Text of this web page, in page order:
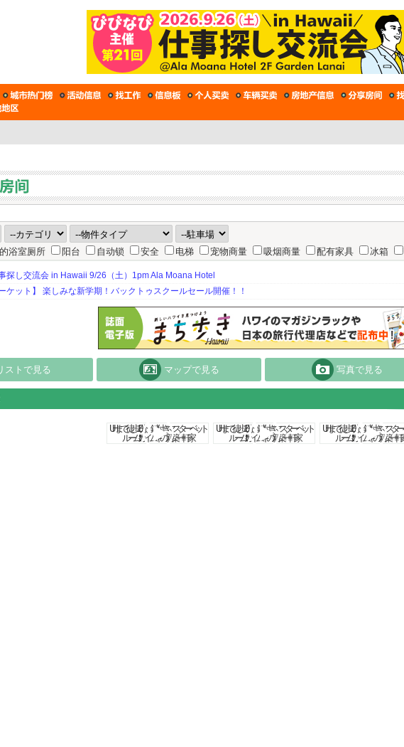
浴室厕所 阳台 自动锁 安全 电梯 宠物商量 吸烟商量 配有家具 冰箱
探し交流会 in Hawaii 9/26（土）1pm Ala Moana Hotel
ケット】 楽しみな新学期！バックトゥスクールセール開催！！
ストで見る マップで見る 写真で見る